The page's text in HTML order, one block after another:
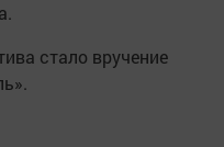
стало вручение